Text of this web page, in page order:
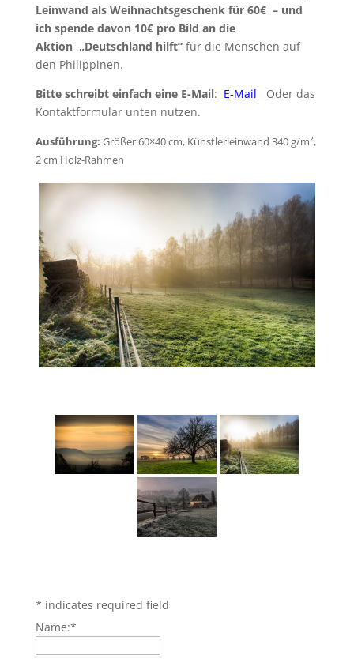
Leinwand als Weihnachtsgeschenk für 60€ – und
ich spende davon 10€ pro Bild an die
Aktion „Deutschland hilft“für die Menschen auf
den Philippinen.
Bitte schreibt einfach eine E-Mail: E-Mail
Oder das
Kontaktformular unten nutzen.
Ausführung: Größer 60×40 cm, Künstlerleinwand 340 g/m²,
2 cm Holz-Rahmen
* indicates required field
Name:*